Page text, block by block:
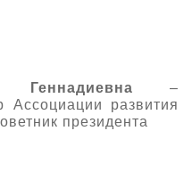
–
Ассоциации развития
президента